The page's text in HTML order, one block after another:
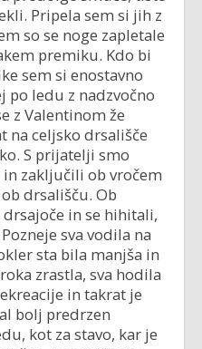
Pripela sem si jih z
so se noge zapletale
premiku. Kdo bi
sem si enostavno
po ledu z nadzvočno
z Valentinom že
na celjsko drsališče
S prijatelji smo
zaključili ob vročem
drsališču. Ob
in se hihitali,
sva vodila na
sta bila manjša in
zrastla, sva hodila
in takrat je
bolj predrzen
kot za stavo, kar je